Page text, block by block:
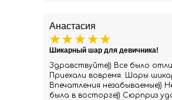
Анастасия
Здравствуйте)) Все было
Приехали вовремя. Шары
Впечатления незабываемые))
была в восторге)) Сюрприз
Шикарный шар для девичника!